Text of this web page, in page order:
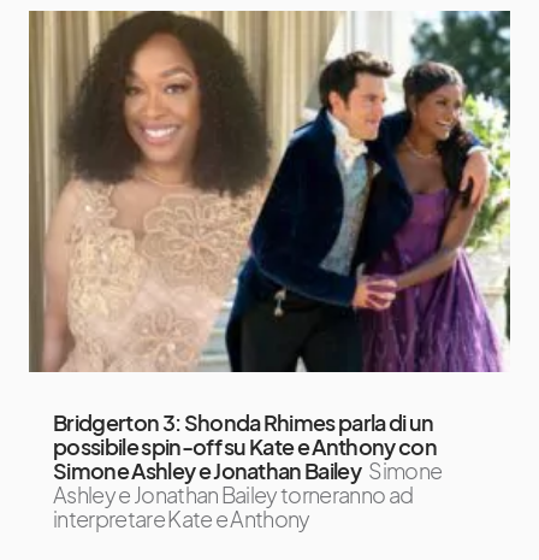
Bridgerton 3: Shonda Rhimes parla di un
possibile spin-off su Kate e Anthony con
Simone Ashley e Jonathan Bailey Simone
Ashley e Jonathan Bailey torneranno ad
interpretare Kate e Anthony